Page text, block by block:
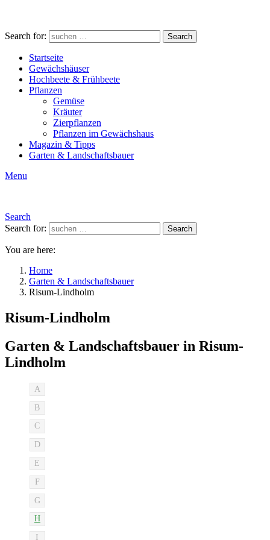
Search for: Search
Startseite
Gewächshäuser
Hochbeete & Frühbeete
Pflanzen
Gemüse
Kräuter
Zierpflanzen
Pflanzen im Gewächshaus
Magazin & Tipps
Garten & Landschaftsbauer
Menu
Search
Search for:
Search
You are here:
Home
Garten & Landschaftsbauer
Risum-Lindholm
Risum-Lindholm
Garten & Landschaftsbauer in Risum-
Lindholm
A
B
C
D
E
F
G
H
I